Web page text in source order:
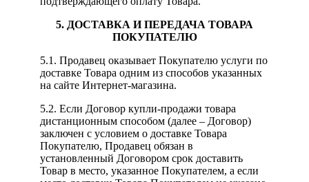
5. ДОСТАВКА И ПЕРЕДАЧА ТОВАРА
ПОКУПАТЕЛЮ
5.1. Продавец оказывает Покупателю услуги по
доставке Товара одним из способов указанных
на сайте Интернет-магазина.
5.2. Если Договор купли-продажи товара
дистанционным способом (далее – Договор)
заключен с условием о доставке Товара
Покупателю, Продавец обязан в
установленный Договором срок доставить
Товар в место, указанное Покупателем, а если